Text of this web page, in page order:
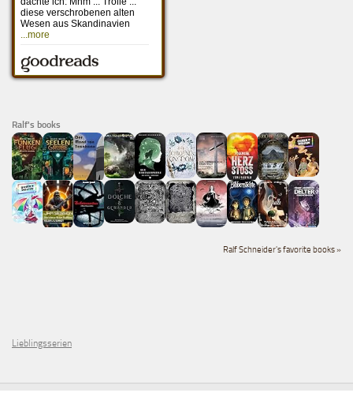
Ralf's books
Ralf Schneider's favorite books »
Lieblingsserien